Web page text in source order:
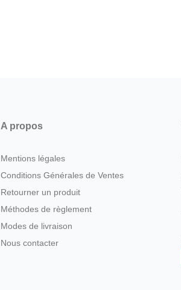
A propos
Mentions légales
Conditions Générales de Ventes
Retourner un produit
Méthodes de règlement
Modes de livraison
Nous contacter